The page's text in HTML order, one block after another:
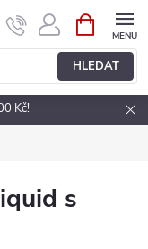
HLEDAT
NÁKUPNÍ
KOŠÍK
Kč!
s